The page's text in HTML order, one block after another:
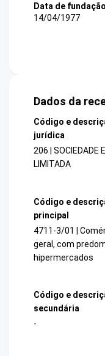
Data de fundação
14/04/1977
Dados da
Código e
jurídica
206 | SOCIEDADE
LIMITADA
Código e
principal
4711-3/01 |
geral, com
hipermercados
Código e
secundária
-